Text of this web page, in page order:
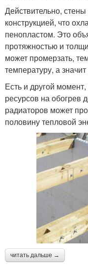
Действительно,
конструкцией, что
пенопластом. Это
протяжностью и
может промерзать,
температуру, а
Есть и другой
ресурсов на обогрев
радиаторов может
половину тепловой
читать дальше →